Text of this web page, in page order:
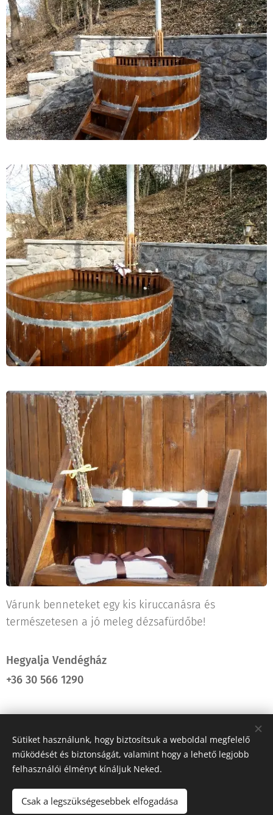
Várunk benneteket egy kis kiruccanásra és
természetesen a jó meleg dézsafürdőbe!
Hegyalja Vendégház
+36 30 566 1290
© 2019 Hegyalja Vendégház 3989Mikóháza
Sütiket használunk, hogy biztosítsuk a weboldal megfelelő
működését és biztonságát, valamint hogy a lehető legjobb
felhasználói élményt kínáljuk Neked.
Csak a legszükségesebbek elfogadása